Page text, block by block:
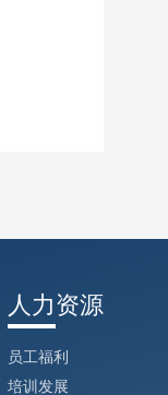
人力资源
员工福利
培训发展